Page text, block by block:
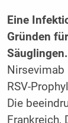
Eine
Gründen
Säuglingen.
RSV-
Die
Frankreich,